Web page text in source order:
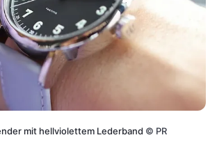
mit hellviolettem Lederband © PR